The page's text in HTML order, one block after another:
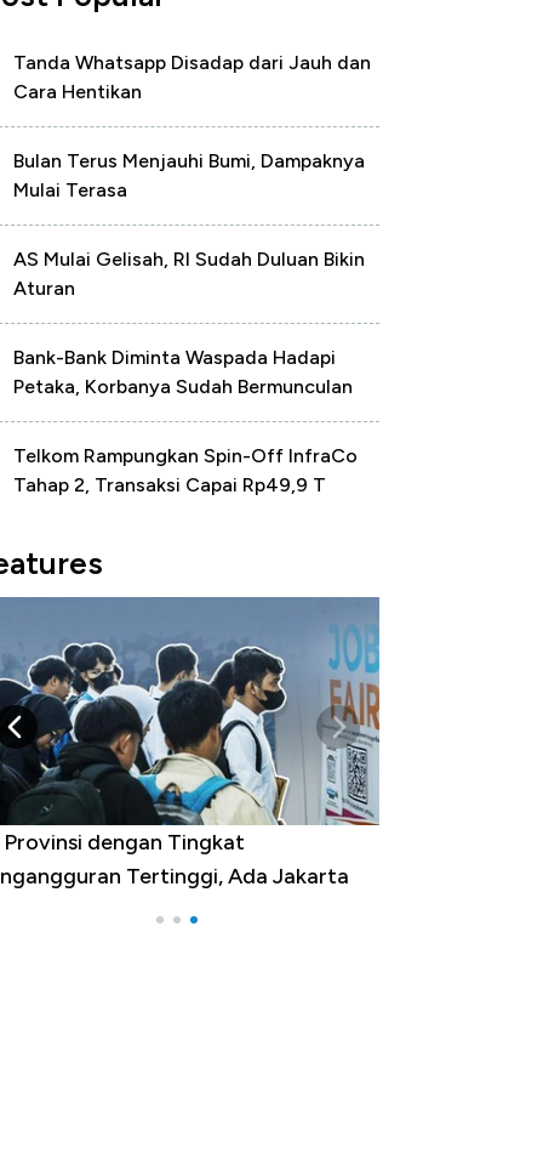
Tanda Whatsapp Disadap dari Jauh dan
Cara Hentikan
Bulan Terus Menjauhi Bumi, Dampaknya
Mulai Terasa
AS Mulai Gelisah, RI Sudah Duluan Bikin
Aturan
Bank-Bank Diminta Waspada Hadapi
Petaka, Korbanya Sudah Bermunculan
Telkom Rampungkan Spin-Off InfraCo
Tahap 2, Transaksi Capai Rp49,9 T
Provinsi dengan Tingkat
Tertinggi, Ada Jakarta